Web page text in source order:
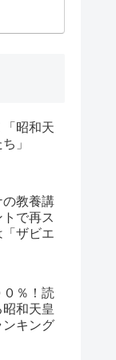
昭和天
」
の教養講
で再ス
「ザビエ
％！読
和天皇
ンキング